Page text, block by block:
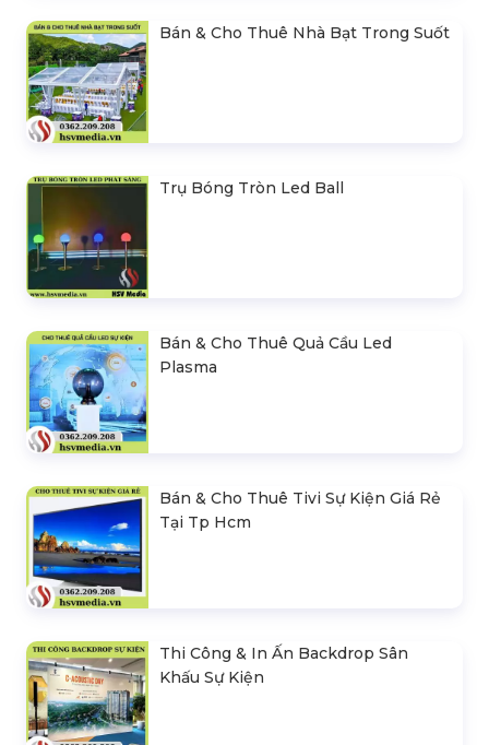
Bán & Cho Thuê Nhà Bạt Trong Suốt
Trụ Bóng Tròn Led Ball
Bán & Cho Thuê Quả Cầu Led
Plasma
Bán & Cho Thuê Tivi Sự Kiện Giá Rẻ
Tại Tp Hcm
Thi Công & In Ấn Backdrop Sân
Khấu Sự Kiện